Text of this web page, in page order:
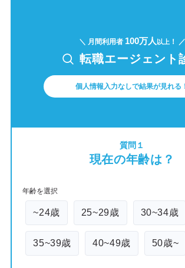
＼ 月間利用者 100万人 以上！ ／
転職エージェント
個人情報入力なしで結果が見れる！
質問１
現在の年齢は？
年齢を選択
~24歳 25~29歳 30~34歳
35~39歳 40~49歳 50歳~